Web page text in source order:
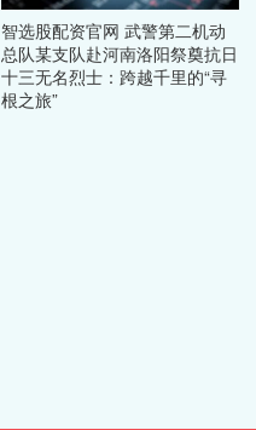
智选股配资官网 武警第二机动
总队某支队赴河南洛阳祭奠抗日
十三无名烈士：跨越千里的“寻
根之旅”